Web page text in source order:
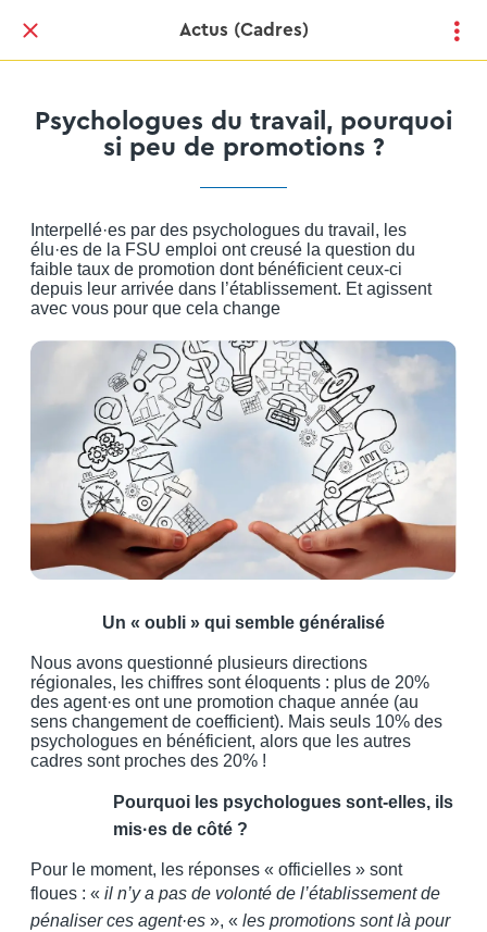
Actus (Cadres)
Psychologues du travail, pourquoi
si peu de promotions ?
Interpellé·es par des psychologues du travail, les
élu·es de la FSU emploi ont creusé la question du
faible taux de promotion dont bénéficient ceux-ci
depuis leur arrivée dans l’établissement. Et agissent
avec vous pour que cela change
Un « oubli » qui semble généralisé
Nous avons questionné plusieurs directions
régionales, les chiffres sont éloquents : plus de 20%
des agent·es ont une promotion chaque année (au
sens changement de coefficient). Mais seuls 10% des
psychologues en bénéficient, alors que les autres
cadres sont proches des 20% !
Pourquoi les psychologues sont-elles, ils
mis·es de côté ?
Pour le moment, les réponses « officielles » sont
floues : « il n’y a pas de volonté de l’établissement de
pénaliser ces agent·es », « les promotions sont là pour